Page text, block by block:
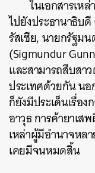
ในเอกสารเห
ไปยังประธานาธิบ
รัสเซีย, นายกรัฐม
(Sigmundur
และสามารถสืบสา
ประเทศด้วยกัน นอ
ก็ยังมีประเด็นเรื่อ
อาวุธ การค้ายาเ
เหล่าผู้มีอำนาจหล
เคยมีจนหมดสิ้น
SHARE